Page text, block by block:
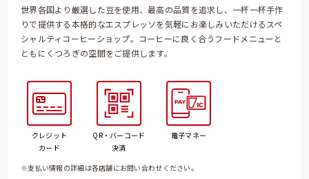
世界各国より厳選した豆を使用、最高の品質を追求し、一杯一杯手作
りで提供する本格的なエスプレッソを気軽にお楽しみいただけるスペ
シャルティコーヒーショップ。コーヒーに良く合うフードメニューと
ともにくつろぎの空間をご提供します。
クレジット
カード
QR・バーコード
決済
電子マネー
※支払い情報の詳細は各店舗にお問い合わせください。